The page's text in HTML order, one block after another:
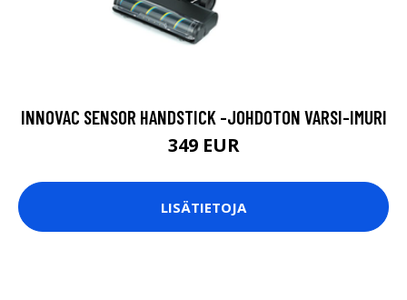
INNOVAC SENSOR HANDSTICK -JOHDOTON VARSI-IMURI
349 EUR
LISÄTIETOJA